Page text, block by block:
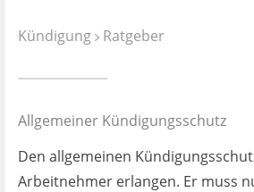
Zeugnis
Ist es wirklich gut?
Kontakt
News
Kündigung Ratgeber
Allgemeiner Kündigungsschutz
Den allgemeinen
Arbeitnehmer erlangen. Er muss